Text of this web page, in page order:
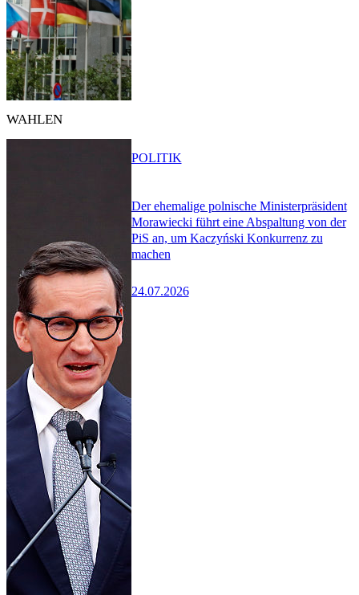
WAHLEN
Der ehemalige polnische Ministerpräsident
Morawiecki führt eine Abspaltung von der
PiS an, um Kaczyński Konkurrenz zu
machen
24.07.2026
POLITIK